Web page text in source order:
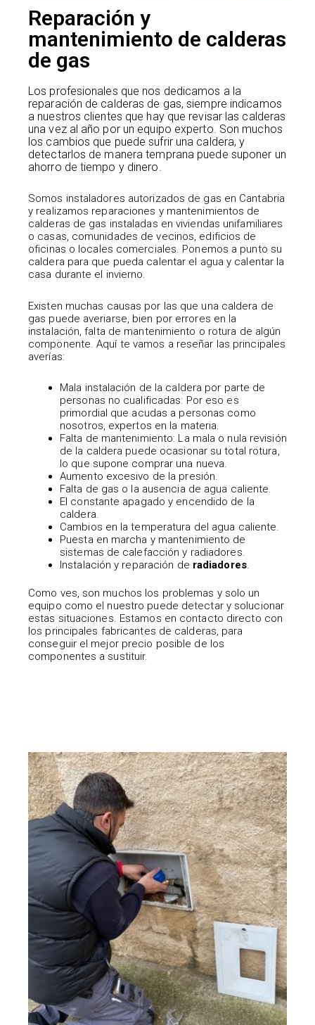
Reparación y
mantenimiento de calderas
de gas
Los profesionales que nos dedicamos a la
reparación de calderas de gas, siempre indicamos
a nuestros clientes que hay que revisar las calderas
una vez al año por un equipo experto. Son muchos
los cambios que puede sufrir una caldera, y
detectarlos de manera temprana puede suponer un
ahorro de tiempo y dinero.
Somos instaladores autorizados de gas en Cantabria
y realizamos reparaciones y mantenimientos de
calderas de gas instaladas en viviendas unifamiliares
o casas, comunidades de vecinos, edificios de
oficinas o locales comerciales. Ponemos a punto su
caldera para que pueda calentar el agua y calentar la
casa durante el invierno.
Existen muchas causas por las que una caldera de
gas puede averiarse, bien por errores en la
instalación, falta de mantenimiento o rotura de algún
componente. Aquí te vamos a reseñar las principales
averías:
Mala instalación de la caldera por parte de
personas no cualificadas: Por eso es
primordial que acudas a personas como
nosotros, expertos en la materia.
Falta de mantenimiento: La mala o nula revisión
de la caldera puede ocasionar su total rotura,
lo que supone comprar una nueva.
Aumento excesivo de la presión.
Falta de gas o la ausencia de agua caliente.
El constante apagado y encendido de la
caldera.
Cambios en la temperatura del agua caliente.
Puesta en marcha y mantenimiento de
sistemas de calefacción y radiadores.
Instalación y reparación de radiadores.
Como ves, son muchos los problemas y solo un
equipo como el nuestro puede detectar y solucionar
estas situaciones. Estamos en contacto directo con
los principales fabricantes de calderas, para
conseguir el mejor precio posible de los
componentes a sustituir.